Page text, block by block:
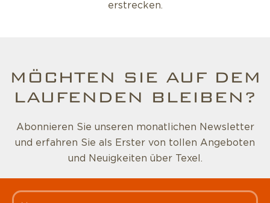
erstrecken.
MÖCHTEN SIE AUF DEM
LAUFENDEN BLEIBEN?
Abonnieren Sie unseren monatlichen Newsletter
und erfahren Sie als Erster von tollen Angeboten
und Neuigkeiten über Texel.